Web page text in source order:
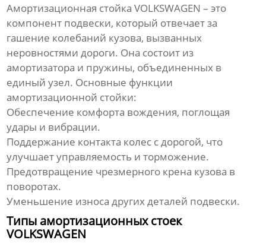
Амортизационная стойка VOLKSWAGEN – это
компонент подвески, который отвечает за
гашение колебаний кузова, вызванных
неровностями дороги. Она состоит из
амортизатора и пружины, объединенных в
единый узел. Основные функции
амортизационной стойки:
Обеспечение комфорта вождения, поглощая
удары и вибрации.
Поддержание контакта колес с дорогой, что
улучшает управляемость и торможение.
Предотвращение чрезмерного крена кузова в
поворотах.
Уменьшение износа других деталей подвески.
Типы амортизационных стоек
VOLKSWAGEN